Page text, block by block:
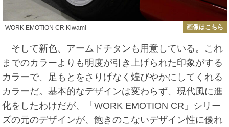
WORK EMOTION CR Kiwami 画像はこちら
そして新色、アームドチタンも用意している。これ
までのカラーよりも明度が引き上げられた印象がする
カラーで、足もとをさりげなく煌びやかにしてくれる
カラーだ。基本的なデザインは変わらず、現代風に進
化をしたわけだが、「WORK EMOTION CR」シリー
ズの元のデザインが、飽きのこないデザイン性に優れ